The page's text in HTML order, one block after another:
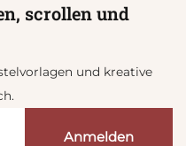
scrollen und
und kreative